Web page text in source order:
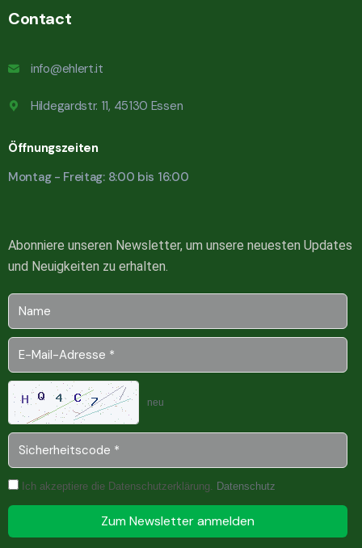
Contact
info@ehlert.it
Hildegardstr. 11, 45130 Essen
Öffnungszeiten
Montag - Freitag: 8:00 bis 16:00
Abonniere unseren Newsletter, um unsere neuesten Updates
und Neuigkeiten zu erhalten.
neu
Ich akzeptiere die Datenschutzerklärung. Datenschutz
Zum Newsletter anmelden